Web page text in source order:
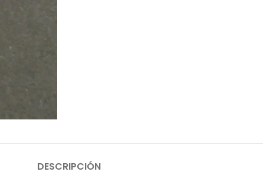
DESCRIPCIÓN